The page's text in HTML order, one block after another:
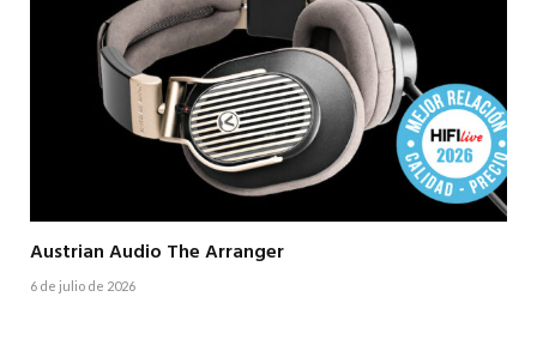
Austrian Audio The Arranger
6 de julio de 2026